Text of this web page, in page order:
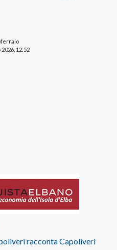
2026, 12:52
racconta Capoliveri